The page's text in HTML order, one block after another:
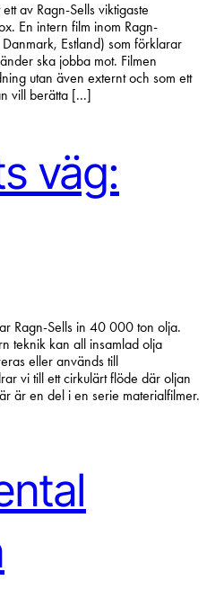
av Ragn-Sells viktigaste
En intern film inom Ragn-
Estland) som förklarar
ska jobba mot. Filmen
utan även externt och som ett
vill berätta [...]
väg:
Ragn-Sells in 40 000 ton olja.
teknik kan all insamlad olja
eller används till
vi till ett cirkulärt flöde där oljan
är en del i en serie materialfilmer.